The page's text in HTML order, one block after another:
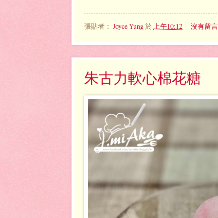
張貼者： Joyce Yung於上午10:12 沒有留
朱古力軟心棉花糖